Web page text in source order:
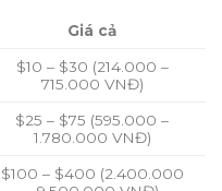
Giá cả
$10 – $30 (214.000 –
715.000 VNĐ)
$25 – $75 (595.000 –
1.780.000 VNĐ)
$100 – $400 (2.400.000